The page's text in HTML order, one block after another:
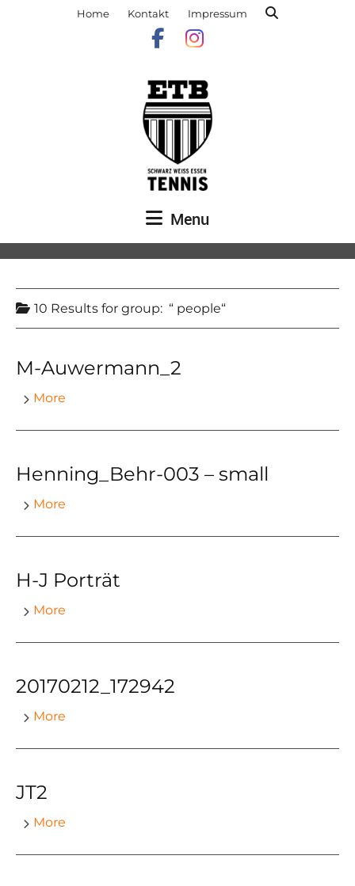
Home Kontakt Impressum
Menu
10 Results for group: people
M-Auwermann_2
More
Henning_Behr-003 – small
More
H-J Porträt
More
20170212_172942
More
JT2
More